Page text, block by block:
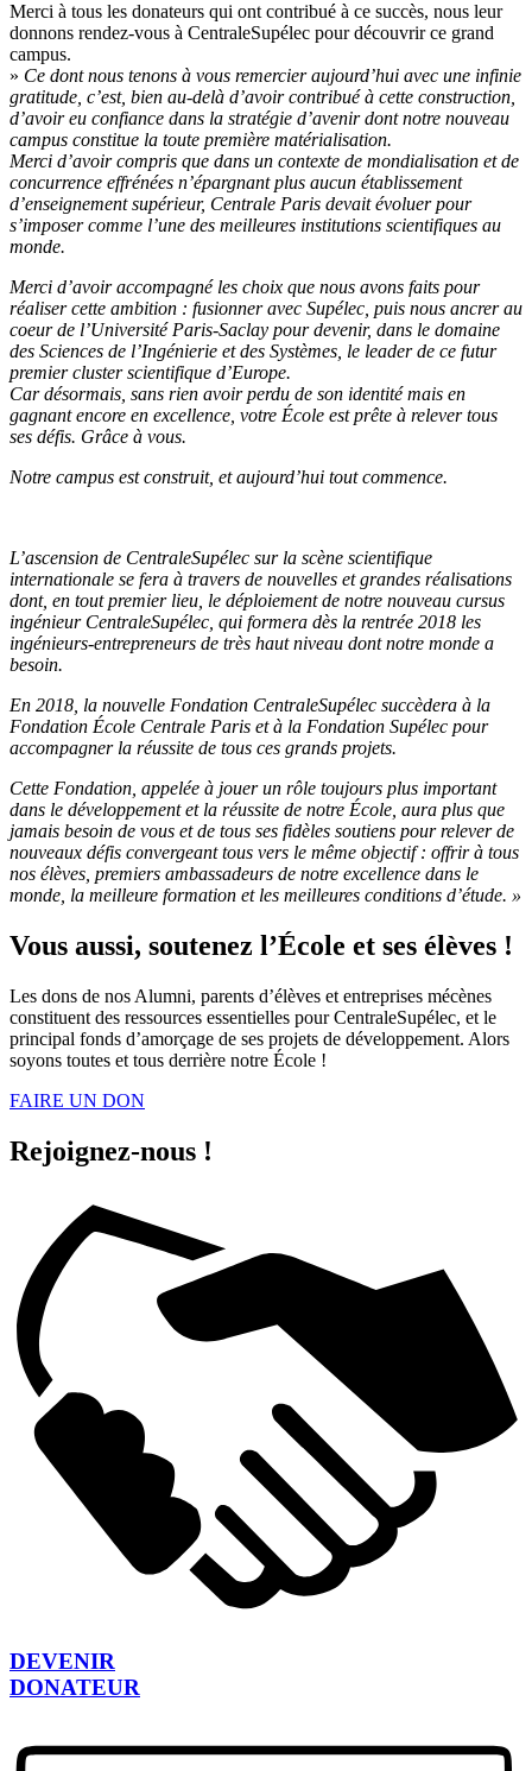
Merci à tous les donateurs qui ont contribué à ce succès, nous leur
donnons rendez-vous à CentraleSupélec pour découvrir ce grand
campus.
» Ce dont nous tenons à vous remercier aujourd’hui avec une infinie
gratitude, c’est, bien au-delà d’avoir contribué à cette construction,
d’avoir eu confiance dans la stratégie d’avenir dont notre nouveau
campus constitue la toute première matérialisation.
Merci d’avoir compris que dans un contexte de mondialisation et de
concurrence effrénées n’épargnant plus aucun établissement
d’enseignement supérieur, Centrale Paris devait évoluer pour
s’imposer comme l’une des meilleures institutions scientifiques au
monde.
Merci d’avoir accompagné les choix que nous avons faits pour
réaliser cette ambition : fusionner avec Supélec, puis nous ancrer au
coeur de l’Université Paris-Saclay pour devenir, dans le domaine
des Sciences de l’Ingénierie et des Systèmes, le leader de ce futur
premier cluster scientifique d’Europe.
Car désormais, sans rien avoir perdu de son identité mais en
gagnant encore en excellence, votre École est prête à relever tous
ses défis. Grâce à vous.
Notre campus est construit, et aujourd’hui tout commence.
L’ascension de CentraleSupélec sur la scène scientifique
internationale se fera à travers de nouvelles et grandes réalisations
dont, en tout premier lieu, le déploiement de notre nouveau cursus
ingénieur CentraleSupélec, qui formera dès la rentrée 2018 les
ingénieurs-entrepreneurs de très haut niveau dont notre monde a
besoin.
En 2018, la nouvelle Fondation CentraleSupélec succèdera à la
Fondation École Centrale Paris et à la Fondation Supélec pour
accompagner la réussite de tous ces grands projets.
Cette Fondation, appelée à jouer un rôle toujours plus important
dans le développement et la réussite de notre École, aura plus que
jamais besoin de vous et de tous ses fidèles soutiens pour relever de
nouveaux défis convergeant tous vers le même objectif : offrir à tous
nos élèves, premiers ambassadeurs de notre excellence dans le
monde, la meilleure formation et les meilleures conditions d’étude. »
Vous aussi, soutenez l’École et ses élèves !
Les dons de nos Alumni, parents d’élèves et entreprises mécènes
constituent des ressources essentielles pour CentraleSupélec, et le
principal fonds d’amorçage de ses projets de développement. Alors
soyons toutes et tous derrière notre École !
FAIRE UN DON
Rejoignez-nous !
DEVENIR
DONATEUR